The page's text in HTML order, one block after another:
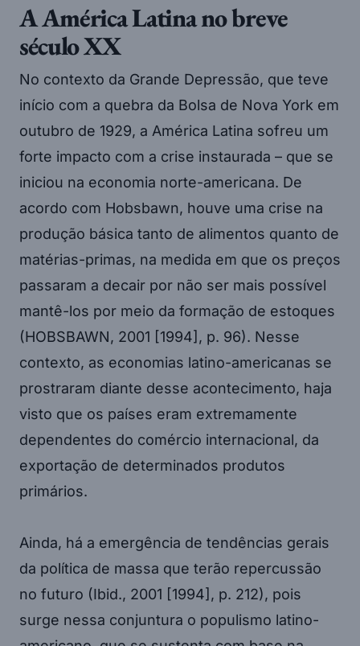
A América Latina no breve
século XX
No contexto da Grande Depressão, que teve
início com a quebra da Bolsa de Nova York em
outubro de 1929, a América Latina sofreu um
forte impacto com a crise instaurada – que se
iniciou na economia norte-americana. De
acordo com Hobsbawn, houve uma crise na
produção básica tanto de alimentos quanto de
matérias-primas, na medida em que os preços
passaram a decair por não ser mais possível
mantê-los por meio da formação de estoques
(HOBSBAWN, 2001 [1994], p. 96). Nesse
contexto, as economias latino-americanas se
prostraram diante desse acontecimento, haja
visto que os países eram extremamente
dependentes do comércio internacional, da
exportação de determinados produtos
primários.
Ainda, há a emergência de tendências gerais
da política de massa que terão repercussão
no futuro (Ibid., 2001 [1994], p. 212), pois
surge nessa conjuntura o populismo latino-